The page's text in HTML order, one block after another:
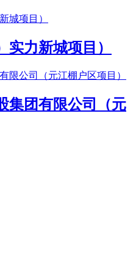
实力新城项目）
集团有限公司（元